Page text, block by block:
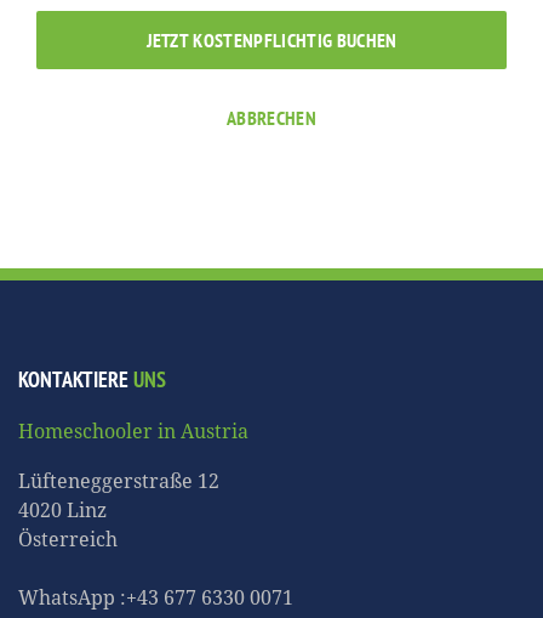
JETZT KOSTENPFLICHTIG BUCHEN
ABBRECHEN
KONTAKTIEREUNS
Homeschooler in Austria
Lüfteneggerstraße 12
4020 Linz
Österreich
WhatsApp :+43 677 6330 0071